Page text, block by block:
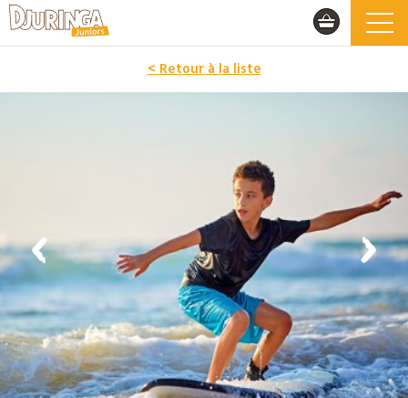
< Retour à la liste
PROMO